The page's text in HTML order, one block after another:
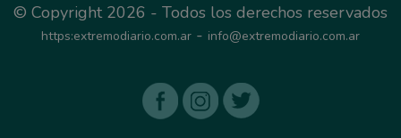
© Copyright 2026 - Todos los derechos reservados
https:extremodiario.com.ar - info@extremodiario.com.ar